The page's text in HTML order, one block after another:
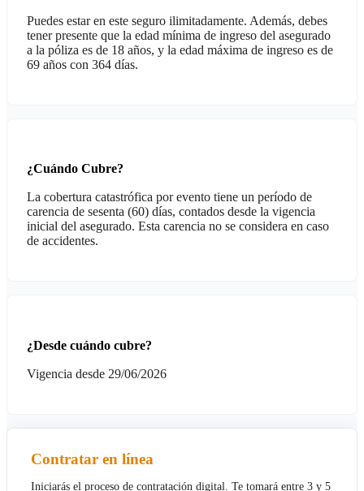
Puedes estar en este seguro ilimitadamente. Además, debes
tener presente que la edad mínima de ingreso del asegurado
a la póliza es de 18 años, y la edad máxima de ingreso es de
69 años con 364 días.
¿Cuándo Cubre?
La cobertura catastrófica por evento tiene un período de
carencia de sesenta (60) días, contados desde la vigencia
inicial del asegurado. Esta carencia no se considera en caso
de accidentes.
¿Desde cuándo cubre?
Vigencia desde 29/06/2026
Contratar en línea
Iniciarás el proceso de contratación digital. Te tomará entre 3 y 5